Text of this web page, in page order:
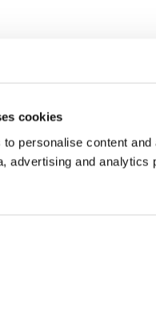
cookies
personalise content
advertising and analytics